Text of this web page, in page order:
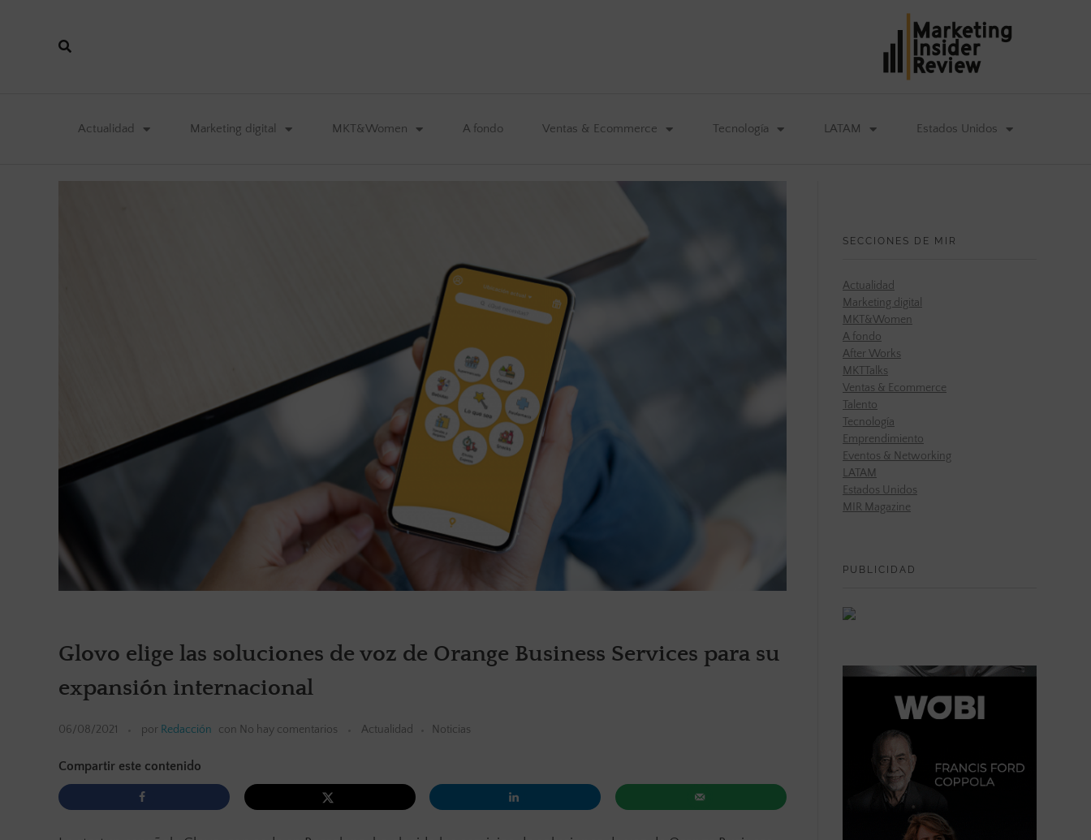
Actualidad Marketing digital MKT&Women A fondo Ventas & Ecommerce Tecnología LATAM Estados Unidos
Glovo elige las soluciones de voz de Orange Business Services para su
expansión internacional
06/08/2021 por Redacción con No hay comentarios Actualidad Noticias
Compartir este contenido
SECCIONES DE MIR
Actualidad
Marketing digital
MKT&Women
A fondo
After Works
MKTTalks
Ventas & Ecommerce
Talento
Tecnología
Emprendimiento
Eventos & Networking
LATAM
Estados Unidos
MIR Magazine
PUBLICIDAD